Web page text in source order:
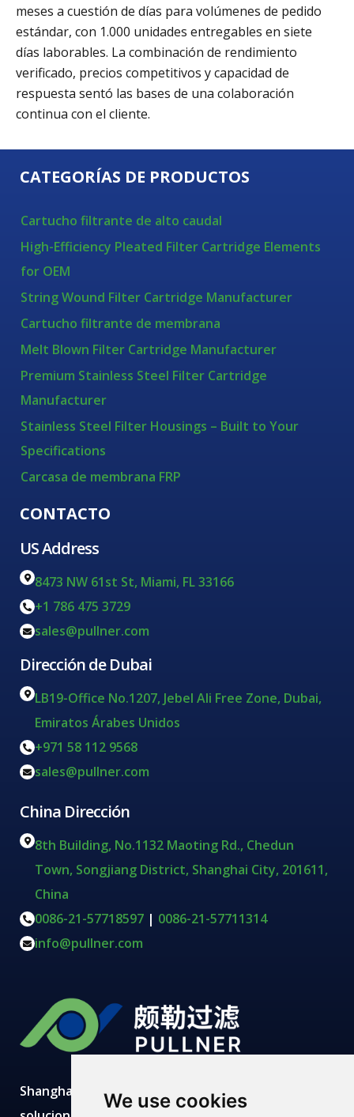
We use cookies
meses a cuestión de días para volúmenes de pedido
estándar, con 1.000 unidades entregables en siete
días laborables. La combinación de rendimiento
verificado, precios competitivos y capacidad de
respuesta sentó las bases de una colaboración
continua con el cliente.
Shanghai Pullner desarrolla, fabrica y suministra
CATEGORÍAS DE PRODUCTOS
Cartucho filtrante de alto caudal
High-Efficiency Pleated Filter Cartridge Elements
for OEM
String Wound Filter Cartridge Manufacturer
Cartucho filtrante de membrana
Melt Blown Filter Cartridge Manufacturer
Premium Stainless Steel Filter Cartridge
Manufacturer
Stainless Steel Filter Housings – Built to Your
Specifications
Carcasa de membrana FRP
CONTACTO
US Address
8473 NW 61st St, Miami, FL 33166
+1 786 475 3729
sales@pullner.com
Dirección de Dubai
LB19-Office No.1207, Jebel Ali Free Zone, Dubai,
Emiratos Árabes Unidos
+971 58 112 9568
sales@pullner.com
China Dirección
8th Building, No.1132 Maoting Rd., Chedun
Town, Songjiang District, Shanghai City, 201611,
China
0086-21-57718597 | 0086-21-57711314
info@pullner.com